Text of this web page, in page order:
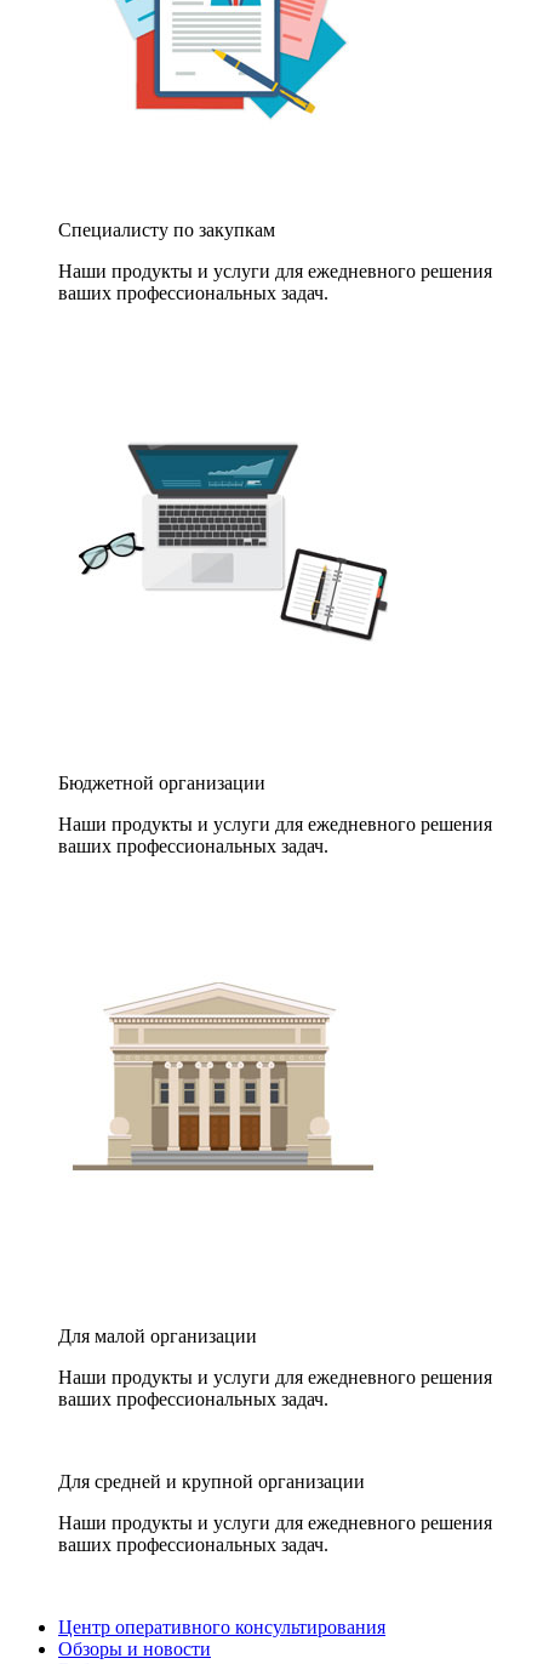
Специалисту по закупкам
Наши продукты и услуги для ежедневного решения
ваших профессиональных задач.
Бюджетной организации
Наши продукты и услуги для ежедневного решения
ваших профессиональных задач.
Для малой организации
Наши продукты и услуги для ежедневного решения
ваших профессиональных задач.
Для средней и крупной организации
Наши продукты и услуги для ежедневного решения
ваших профессиональных задач.
Центр оперативного консультирования
Обзоры и новости